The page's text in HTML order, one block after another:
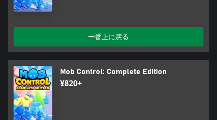
一番上に戻る
Mob Control: Complete Edition
¥820+